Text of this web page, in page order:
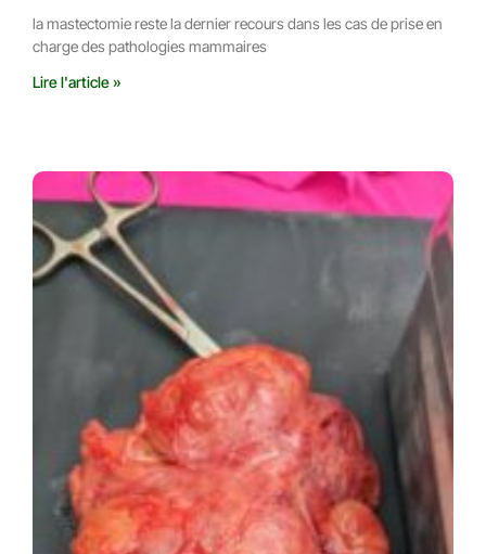
la mastectomie reste la dernier recours dans les cas de prise en
charge des pathologies mammaires
Lire l'article »